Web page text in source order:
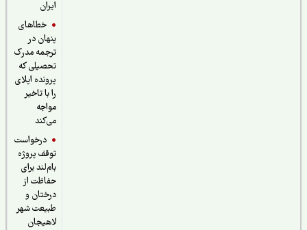
خطاهای
پنهان در
ترجمه مدرک
تحصیلی که
پرونده اپلای
را با تاخیر
درخواست
توقف پروژه
بام‌لند برای
حفاظت از
درختان و
طبیعت شهر
لاهیجان